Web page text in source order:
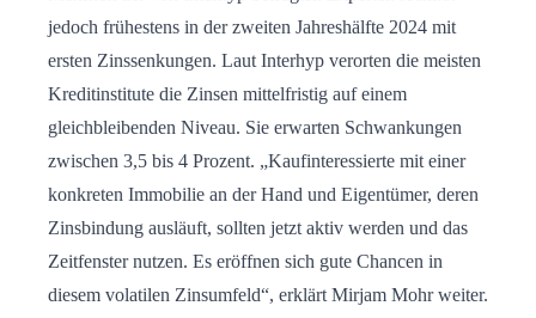
jedoch frühestens in der zweiten Jahreshälfte 2024 mit
ersten Zinssenkungen. Laut Interhyp verorten die meisten
Kreditinstitute die Zinsen mittelfristig auf einem
gleichbleibenden Niveau. Sie erwarten Schwankungen
zwischen 3,5 bis 4 Prozent. „Kaufinteressierte mit einer
konkreten Immobilie an der Hand und Eigentümer, deren
Zinsbindung ausläuft, sollten jetzt aktiv werden und das
Zeitfenster nutzen. Es eröffnen sich gute Chancen in
diesem volatilen Zinsumfeld“, erklärt Mirjam Mohr weiter.